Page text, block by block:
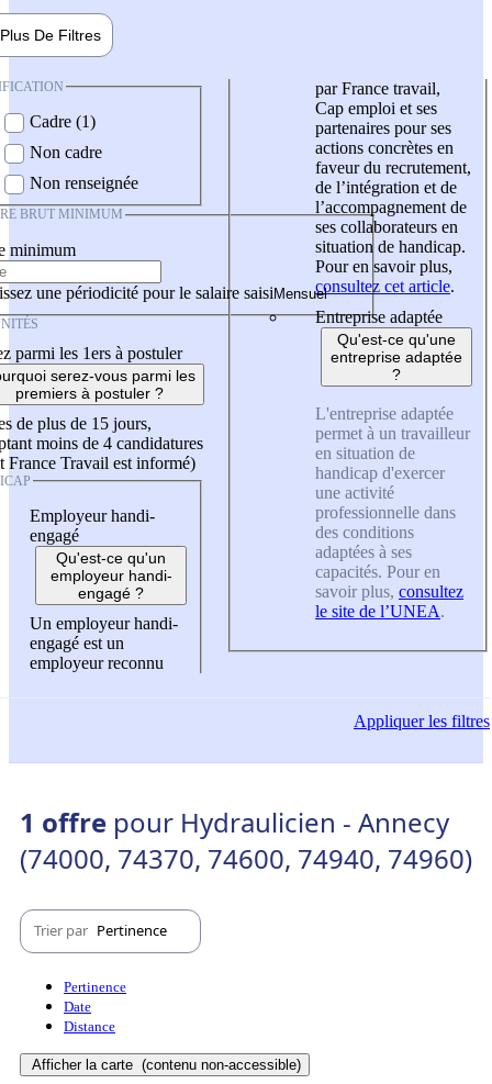
Plus De Filtres
Cadre (1)
Non cadre
Non renseignée
BRUT MINIMUM
minimum
une périodicité pour le salaire saisi
parmi les 1ers à postuler
serez-vous parmi les
premiers à postuler ?
de plus de 15 jours,
moins de 4 candidatures
France Travail est informé)
Employeur handi-
engagé
Qu'est-ce qu'un
employeur handi-
engagé ?
Un employeur handi-
engagé est un
employeur reconnu
par France travail,
Cap emploi et ses
partenaires pour ses
actions concrètes en
faveur du recrutement,
de l’intégration et de
l’accompagnement de
ses collaborateurs en
situation de handicap.
Pour en savoir plus,
consultez cet article.
Entreprise adaptée
Qu'est-ce qu'une
entreprise adaptée
?
L'entreprise adaptée
permet à un travailleur
en situation de
handicap d'exercer
une activité
professionnelle dans
des conditions
adaptées à ses
capacités. Pour en
savoir plus, consultez
le site de l’UNEA.
Appliquerles filtres
1 offre pour Hydraulicien - Annecy
(74000, 74370, 74600, 74940, 74960)
Trier par Pertinence
Pertinence
Date
Distance
Afficher la carte (contenu non-accessible)